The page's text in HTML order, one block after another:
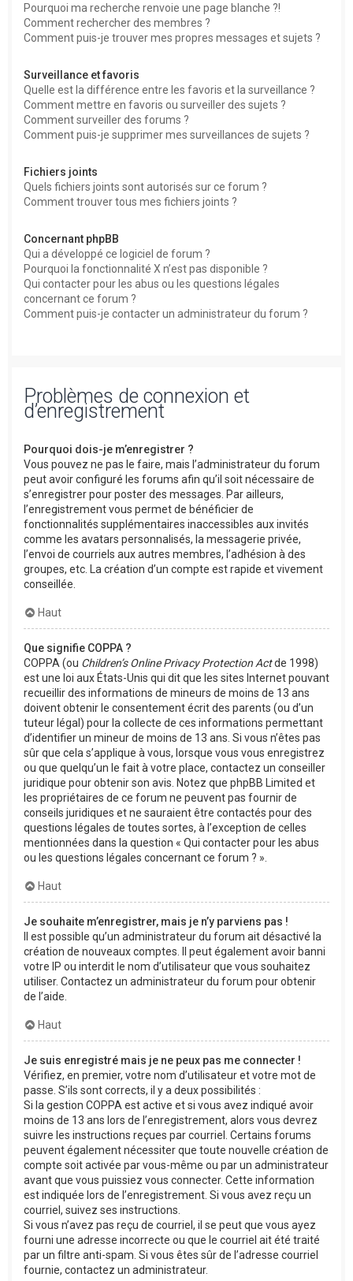
Pourquoi ma recherche renvoie une page blanche ?!
Comment rechercher des membres ?
Comment puis-je trouver mes propres messages et sujets ?
Surveillance et favoris
Quelle est la différence entre les favoris et la surveillance ?
Comment mettre en favoris ou surveiller des sujets ?
Comment surveiller des forums ?
Comment puis-je supprimer mes surveillances de sujets ?
Fichiers joints
Quels fichiers joints sont autorisés sur ce forum ?
Comment trouver tous mes fichiers joints ?
Concernant phpBB
Qui a développé ce logiciel de forum ?
Pourquoi la fonctionnalité X n’est pas disponible ?
Qui contacter pour les abus ou les questions légales
concernant ce forum ?
Comment puis-je contacter un administrateur du forum ?
Problèmes de connexion et
d’enregistrement
Pourquoi dois-je m’enregistrer ?
Vous pouvez ne pas le faire, mais l’administrateur du forum
peut avoir configuré les forums afin qu’il soit nécessaire de
s’enregistrer pour poster des messages. Par ailleurs,
l’enregistrement vous permet de bénéficier de
fonctionnalités supplémentaires inaccessibles aux invités
comme les avatars personnalisés, la messagerie privée,
l’envoi de courriels aux autres membres, l’adhésion à des
groupes, etc. La création d’un compte est rapide et vivement
conseillée.
Haut
Que signifie COPPA ?
COPPA (ou Children’s Online Privacy Protection Actde 1998)
est une loi aux États-Unis qui dit que les sites Internet pouvant
recueillir des informations de mineurs de moins de 13 ans
doivent obtenir le consentement écrit des parents (ou d’un
tuteur légal) pour la collecte de ces informations permettant
d’identifier un mineur de moins de 13 ans. Si vous n’êtes pas
sûr que cela s’applique à vous, lorsque vous vous enregistrez
ou que quelqu’un le fait à votre place, contactez un conseiller
juridique pour obtenir son avis. Notez que phpBB Limited et
les propriétaires de ce forum ne peuvent pas fournir de
conseils juridiques et ne sauraient être contactés pour des
questions légales de toutes sortes, à l’exception de celles
mentionnées dans la question « Qui contacter pour les abus
ou les questions légales concernant ce forum ? ».
Haut
Je souhaite m’enregistrer, mais je n’y parviens pas !
Il est possible qu’un administrateur du forum ait désactivé la
création de nouveaux comptes. Il peut également avoir banni
votre IP ou interdit le nom d’utilisateur que vous souhaitez
utiliser. Contactez un administrateur du forum pour obtenir
de l’aide.
Haut
Je suis enregistré mais je ne peux pas me connecter !
Vérifiez, en premier, votre nom d’utilisateur et votre mot de
passe. S’ils sont corrects, il y a deux possibilités :
Si la gestion COPPA est active et si vous avez indiqué avoir
moins de 13 ans lors de l’enregistrement, alors vous devrez
suivre les instructions reçues par courriel. Certains forums
peuvent également nécessiter que toute nouvelle création de
compte soit activée par vous-même ou par un administrateur
avant que vous puissiez vous connecter. Cette information
est indiquée lors de l’enregistrement. Si vous avez reçu un
courriel, suivez ses instructions.
Si vous n’avez pas reçu de courriel, il se peut que vous ayez
fourni une adresse incorrecte ou que le courriel ait été traité
par un filtre anti-spam. Si vous êtes sûr de l’adresse courriel
fournie, contactez un administrateur.